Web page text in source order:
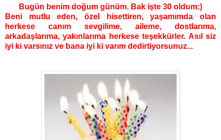
Bugün benim doğum günüm. Bak işte 30 oldum:)
Beni mutlu eden, özel hisettiren, yaşamımda olan
herkese canım sevgilime, aileme, dostlarıma,
arkadaşlarıma, yakınlarıma herkese teşekkürler. Asıl siz
iyi ki varsınız ve bana iyi ki varım dedirtiyorsunuz...